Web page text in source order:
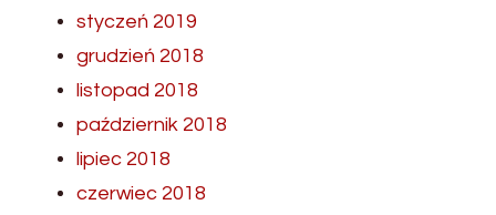
styczeń 2019
grudzień 2018
listopad 2018
październik 2018
lipiec 2018
czerwiec 2018